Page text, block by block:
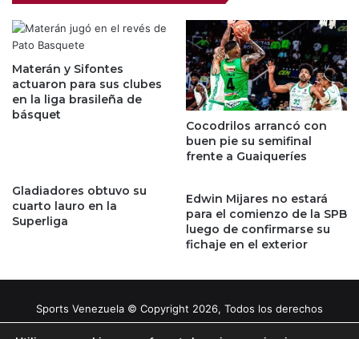
Materán y Sifontes
actuaron para sus clubes
en la liga brasileña de
básquet
Cocodrilos arrancó con
buen pie su semifinal
frente a Guaiqueríes
Gladiadores obtuvo su
cuarto lauro en la
Superliga
Edwin Mijares no estará
para el comienzo de la SPB
luego de confirmarse su
fichaje en el exterior
Sports Venezuela © Copyright 2026, Todos los derechos
reservados |
Tema gestionado por Caissa Agency